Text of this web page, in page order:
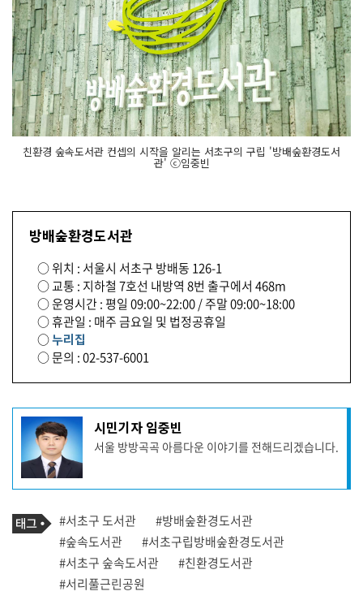
친환경 숲속도서관 컨셉의 시작을 알리는 서초구의 구립 '방배숲환경도서
관' ⓒ임중빈
방배숲환경도서관
○ 위치 : 서울시 서초구 방배동 126-1
○ 교통 : 지하철 7호선 내방역 8번 출구에서 468m
○ 운영시간 : 평일 09:00~22:00 / 주말 09:00~18:00
○ 휴관일 : 매주 금요일 및 법정공휴일
○누리집
○ 문의 : 02-537-6001
기
사
작
성
자
프
필
시민기자 임중빈
서울 방방곡곡 아름다운 이야기를 전해드리겠습니다.
기
사
관
련
태
그
태
그
#서초구 도서관
#방배숲환경도서관
#숲속도서관
#서초구립방배숲환경도서관
#서초구 숲속도서관
#친환경도서관
#서리풀근린공원